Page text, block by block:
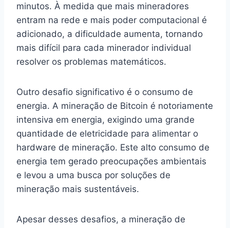
minutos. À medida que mais mineradores
entram na rede e mais poder computacional é
adicionado, a dificuldade aumenta, tornando
mais difícil para cada minerador individual
resolver os problemas matemáticos.
Outro desafio significativo é o consumo de
energia. A mineração de Bitcoin é notoriamente
intensiva em energia, exigindo uma grande
quantidade de eletricidade para alimentar o
hardware de mineração. Este alto consumo de
energia tem gerado preocupações ambientais
e levou a uma busca por soluções de
mineração mais sustentáveis.
Apesar desses desafios, a mineração de